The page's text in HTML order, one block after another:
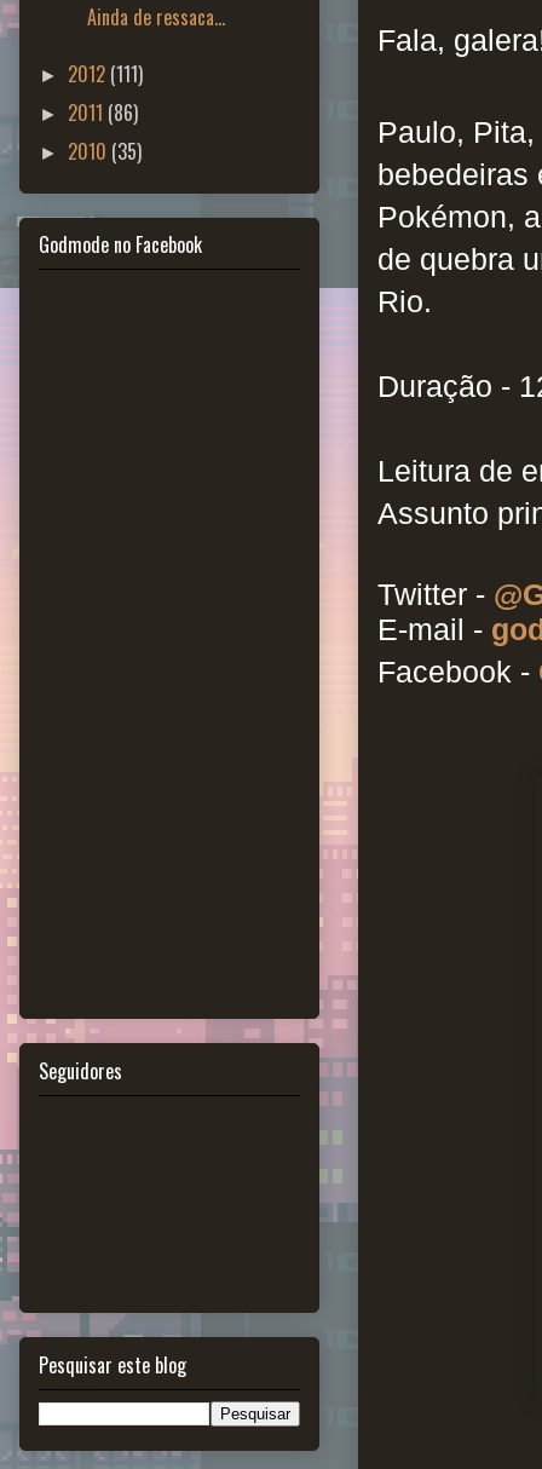
Fala,
Paulo,
bebedeiras
Pokémon,
de quebra
Rio.
Duração -
Leitura de
Assunto
Twitter -
E-mail -
Facebook -
Ainda de ressaca...
► 2012 (111)
► 2011 (86)
► 2010 (35)
Godmode no Facebook
Seguidores
Pesquisar este blog